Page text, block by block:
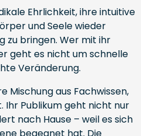
Ehrlichkeit, ihre intuitive
und Seele wieder
zu bringen. Wer mit ihr
geht es nicht um schnelle
Veränderung.
Mischung aus Fachwissen,
Ihr Publikum geht nicht nur
nach Hause – weil es sich